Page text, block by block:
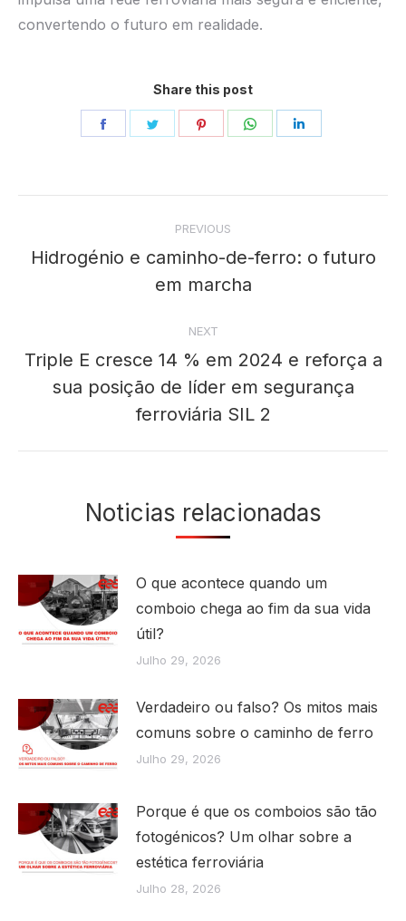
convertendo o futuro em realidade.
Share this post
Share
Share
Share
Share
navigation
PREVIOUS
post:
Hidrogénio e caminho-de-ferro: o futuro
em marcha
NEXT
Next
post:
Triple E cresce 14 % em 2024 e reforça a
sua posição de líder em segurança
ferroviária SIL 2
Noticias relacionadas
O que acontece quando um
comboio chega ao fim da sua vida
útil?
Julho 29, 2026
Verdadeiro ou falso? Os mitos mais
comuns sobre o caminho de ferro
Julho 29, 2026
Porque é que os comboios são tão
fotogénicos? Um olhar sobre a
estética ferroviária
Julho 28, 2026